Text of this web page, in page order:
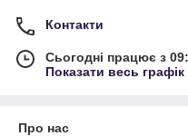
Контакти
Сьогодні працює з
Показати весь
Про нас